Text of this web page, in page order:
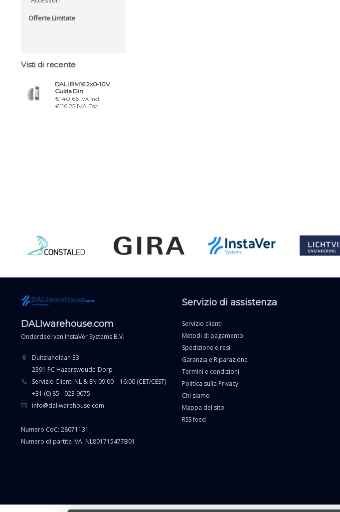
Offerte Limitate
Visti di recente
DALI RM16 2x0-10V
Guida Din
€140,66 IVA Incl.
€116,25 IVA Esc.
DALIwarehouse.com
Onderdeel van InstaVer Systems B.V.
Duitslandlaan 33
2391 PC Hazerswoude-Dorp
Servizio Clienti NL & EN 09:00 – 16:00 (CET/CEST)
+31 (0) 85 - 023 9075
info@daliwarehouse.com
Numero CoC: 28071131
Numero di partita IVA: NL801715477B01
Servizio di assistenza
Servizio clienti
Metodi di pagamento
Spedizione e resi
Garanzia e Riparazione
Termini e condizioni
Politica sulla Privacy
Chi siamo
Mappa del sito
RSS feed